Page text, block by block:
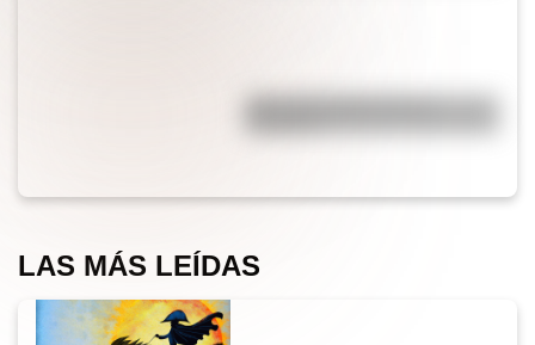
¿Por qué el jabón forma
LAS MÁS LEÍDAS